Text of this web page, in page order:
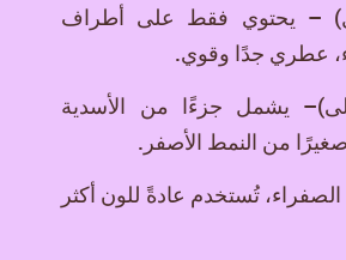
– يحتوي فقط على أطراف
عطري جدًا وقوي.
يشمل جزءًا من الأسدية
من النمط الأصفر.
تُستخدم عادةً للون أكثر